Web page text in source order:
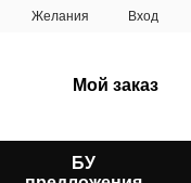
Желания Вход
Мой заказ
БУ